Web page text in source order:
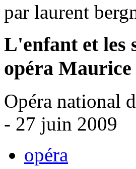
par laurent
L'enfant et les
opéra Maurice
Opéra national
- 27 juin 2009
opéra